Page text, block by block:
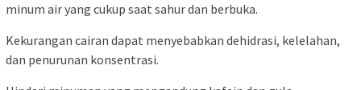
minum air yang cukup saat sahur dan berbuka.
Kekurangan cairan dapat menyebabkan dehidrasi, kelelahan,
dan penurunan konsentrasi.